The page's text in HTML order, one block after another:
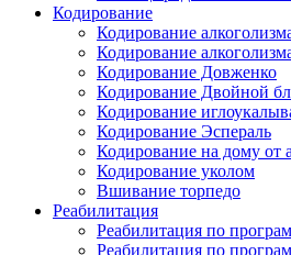
Кодирование
Кодирование
Кодирование
Кодирование Довженко
Кодирование Двойной
Кодирование
Кодирование Эспераль
Кодирование на дому от
Кодирование уколом
Вшивание торпедо
Реабилитация
Реабилитация по
Реабилитация по